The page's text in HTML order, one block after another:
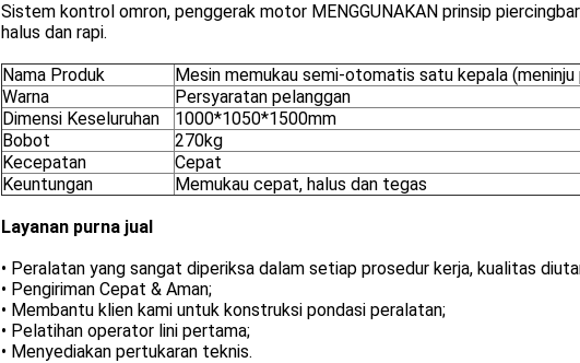
Sistem kontrol omron, penggerak motor MENGGUNAKAN prinsip
halus dan rapi.
Nama Produk
Mesin memukau semi-otomatis satu kepala
Warna
Persyaratan pelanggan
Dimensi Keseluruhan
1000*1050*1500mm
Bobot
270kg
Kecepatan
Cepat
Keuntungan
Memukau cepat, halus dan tegas
Layanan purna jual
• Peralatan yang sangat diperiksa dalam setiap prosedur kerja, kualitas
• Pengiriman Cepat & Aman;
• Membantu klien kami untuk konstruksi pondasi peralatan;
• Pelatihan operator lini pertama;
• Menyediakan pertukaran teknis.